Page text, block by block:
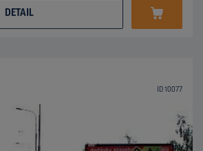
DETAIL
ID 10077